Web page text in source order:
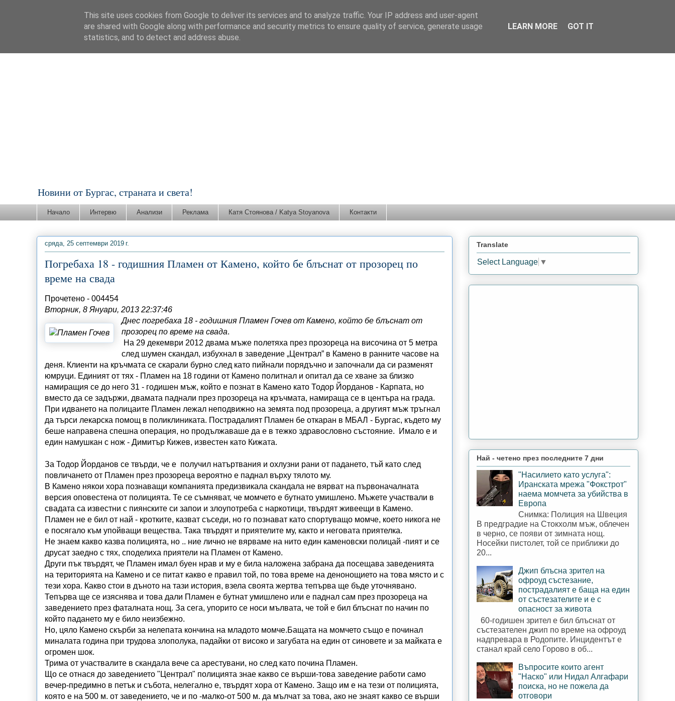
Новини от Бургас, страната и света!
Начало Интервю Анализи Реклама Катя Стоянова / Katya Stoyanova Контакти
сряда, 25 септември 2019 г.
Погребаха 18 - годишния Пламен от Камено, който бе блъснат от прозорец по
време на свада
Прочетено - 004454
Вторник, 8 Януари, 2013 22:37:46
Днес погребаха 18 - годишния Пламен Гочев от Камено, който бе блъснат от
прозорец по време на свада.
На 29 декември 2012 двама мъже полетяха през прозореца на височина от 5 метра
след шумен скандал, избухнал в заведение „Централ” в Камено в ранните часове на
деня. Клиенти на кръчмата се скарали бурно след като пийнали порядъчно и започнали да си разменят
юмруци. Единият от тях - Пламен на 18 години от Камено политнал и опитал да се хване за близко
намиращия се до него 31 - годишен мъж, който е познат в Камено като Тодор Йорданов - Карпата, но
вместо да се задържи, двамата паднали през прозореца на кръчмата, намираща се в центъра на града.
При идването на полицаите Пламен лежал неподвижно на земята под прозореца, а другият мъж тръгнал
да търси лекарска помощ в поликлиниката. Пострадалият Пламен бе откаран в МБАЛ - Бургас, където му
беше направена спешна операция, но продължаваше да е в тежко здравословно състояние. Имало е и
един намушкан с нож - Димитър Кижев, известен като Кижата.
За Тодор Йорданов се твърди, че е получил натъртвания и охлузни рани от падането, тъй като след
повличането от Пламен през прозореца вероятно е паднал върху тялото му.
В Камено някои хора познаващи компанията предизвикала скандала не вярват на първоначалната
версия оповестена от полицията. Те се съмняват, че момчето е бутнато умишлено. Мъжете участвали в
свадата са известни с пиянските си запои и злоупотреба с наркотици, твърдят живеещи в Камено.
Пламен не е бил от най - кротките, казват съседи, но го познават като спортуващо момче, което никога не
е посягало към упойващи вещества. Така твърдят и приятелите му, както и неговата приятелка.
Не знаем какво казва полицията, но .. ние лично не вярваме на нито един каменовски полицай -пият и се
друсат заедно с тях, споделиха приятели на Пламен от Камено.
Други пък твърдят, че Пламен имал буен нрав и му е била наложена забрана да посещава заведенията
на територията на Камено и се питат какво е правил той, по това време на денонощието на това място и с
тези хора. Какво стои в дъното на тази история, взела своята жертва тепърва ще бъде уточнявано.
Тепърва ще се изяснява и това дали Пламен е бутнат умишлено или е паднал сам през прозореца на
заведението през фаталната нощ. За сега, упорито се носи мълвата, че той е бил блъснат по начин по
който падането му е било неизбежно.
Но, цяло Камено скърби за нелепата кончина на младото момче.Бащата на момчето също е починал
миналата година при трудова злополука, падайки от високо и загубата на един от синовете и за майката е
огромен шок.
Трима от участвалите в скандала вече са арестувани, но след като почина Пламен.
Що се отнася до заведението "Централ" полицията знае какво се върши-това заведение работи само
вечер-предимно в петък и събота, нелегално е, твърдят хора от Камено. Защо им е на тези от полицията,
която е на 500 м. от заведението, че и по -малко-от 500 м. да мълчат за това, ако не знаят какво се върши
Translate
Select Language ▼
Най - четено през последните 7 дни
"Насилието като услуга":
Иранската мрежа "Фокстрот"
наема момчета за убийства в
Европа
Снимка: Полиция на Швеция
В предградие на Стокхолм мъж, облечен
в черно, се появи от зимната нощ.
Носейки пистолет, той се приближи до
20...
Джип блъсна зрител на
офроуд състезание,
пострадалият е баща на един
от състезателите и е с
опасност за живота
60-годишен зрител е бил блъснат от
състезателен джип по време на офроуд
надпревара в Родопите. Инцидентът е
станал край село Горово в об...
Въпросите които агент
"Наско" или Нидал Алгафари
поиска, но не пожела да
отговори
This site uses cookies from Google to deliver its services and to analyze traffic. Your IP address and user-agent
are shared with Google along with performance and security metrics to ensure quality of service, generate usage
statistics, and to detect and address abuse.
LEARN MORE GOT IT